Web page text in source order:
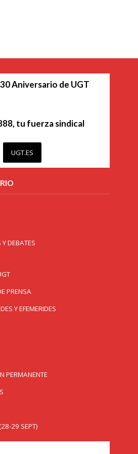
Aniversario de UGT
tu fuerza sindical
UGT.ES
DEBATES
PRENSA
Y EFEMERIDES
PERMANENTE
29 SEPT)